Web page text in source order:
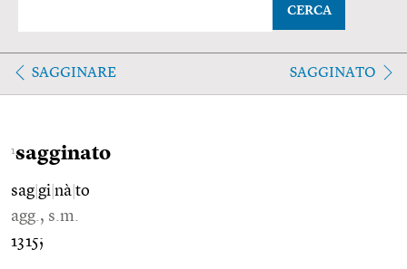
CERCA
SAGGINARE SAGGINATO
1sagginato
sag gi nà to
agg., s.m.
1315;